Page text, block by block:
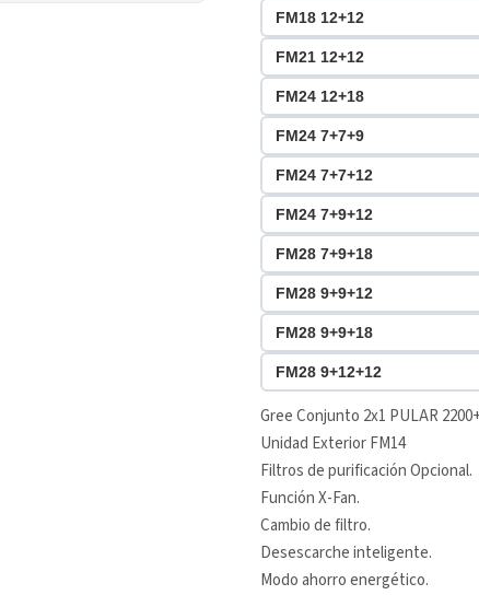
FM18 12+12
FM21 12+12
FM24 12+18
FM24 7+7+9
FM24 7+7+12
FM24 7+9+12
FM28 7+9+18
FM28 9+9+12
FM28 9+9+18
FM28 9+12+12
Gree Conjunto 2x1 PULAR
Unidad Exterior FM14
Filtros de purificación Opcional.
Función X-Fan.
Cambio de filtro.
Desescarche inteligente.
Modo ahorro energético.